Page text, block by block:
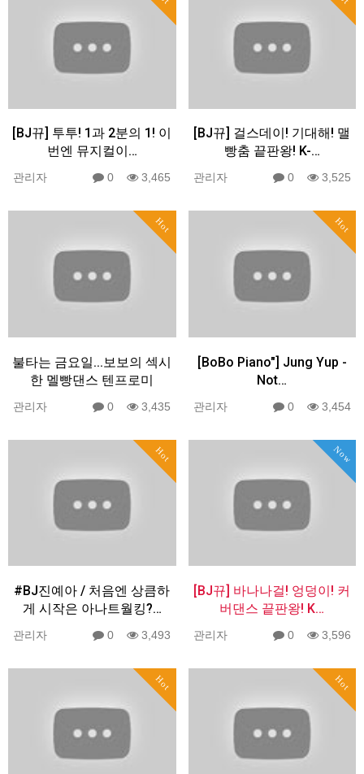
[BJ뀨] 투투! 1과 2분의 1! 이
번엔 뮤지컬이…
관리자 0 3,465
[BJ뀨] 걸스데이! 기대해! 맬
빵춤 끝판왕! K-…
관리자 0 3,525
Hot
불타는 금요일...보보의 섹시
한 멜빵댄스 텐프로미
관리자 0 3,435
Hot
[BoBo Piano"] Jung Yup -
Not…
관리자 0 3,454
Hot
#BJ진예아 / 처음엔 상큼하
게 시작은 아나트월킹?…
관리자 0 3,493
Now
[BJ뀨] 바나나걸! 엉덩이! 커
버댄스 끝판왕! K…
관리자 0 3,596
Hot Hot